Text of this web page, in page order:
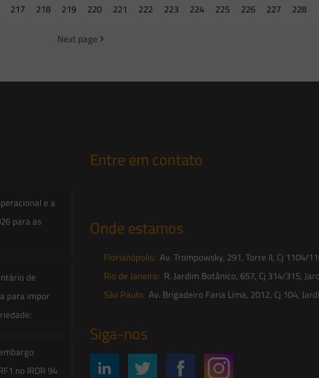
217 218 219 220 221 222 223 224 225 226 227 228
Next page
e a
para as
de
para impor
no IRDR 94
Entre em contato
Onde estamos
Florianópolis: Av. Trompowsky, 291, Torre II, Cj 1104/
Rio de Janeiro: R. Jardim Botânico, 657, Cj 314/315,
São Paulo: Av. Brigadeiro Faria Lima, 2012, Cj 104,
Siga-nos